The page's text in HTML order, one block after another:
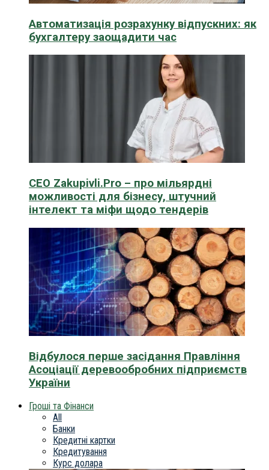
Автоматизація розрахунку відпускних: як
бухгалтеру заощадити час
CEO Zakupivli.Pro – про мільярдні
можливості для бізнесу, штучний
інтелект та міфи щодо тендерів
Відбулося перше засідання Правління
Асоціації деревообробних підприємств
України
Гроші та Фінанси
All
Банки
Кредитні картки
Кредитування
Курс долара